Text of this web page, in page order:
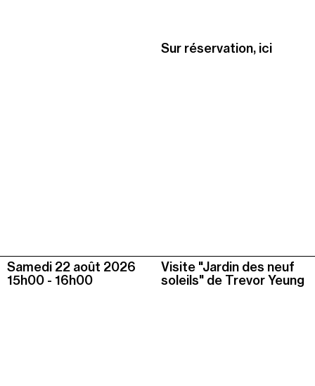
Sur réservation, ici
Samedi 22 août 2026
15h00 - 16h00
Visite "Jardin des neuf
soleils" de Trevor Yeung